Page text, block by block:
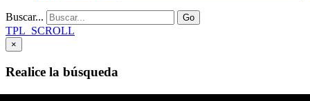
Buscar... Go
TPL_SCROLL
×
Realice la búsqueda